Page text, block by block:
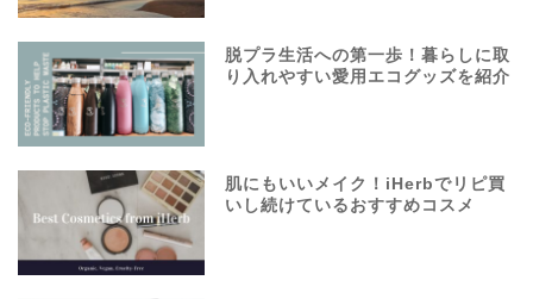
脱プラ生活への第一歩！暮らしに取
り入れやすい愛用エコグッズを紹介
肌にもいいメイク！iHerbでリピ買
いし続けているおすすめコスメ